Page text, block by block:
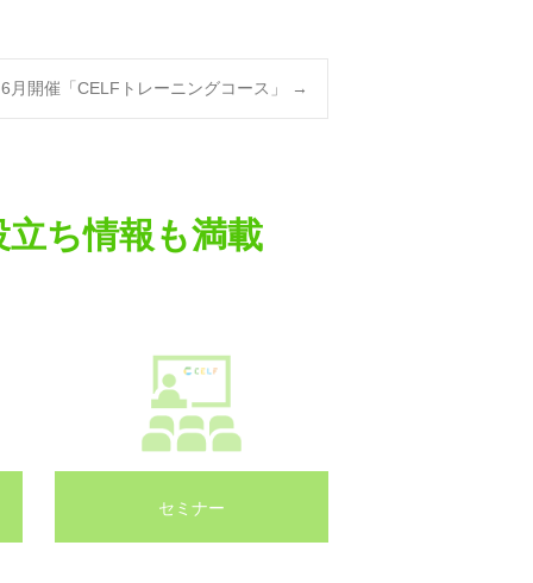
6月開催「CELFトレーニングコース」 →
ち情報も満載
セミナー